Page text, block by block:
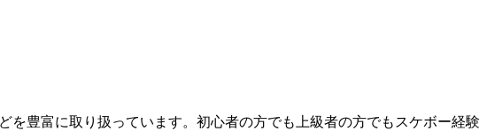
豊富に取り扱っています。初心者の方でも上級者の方でもスケボー経験